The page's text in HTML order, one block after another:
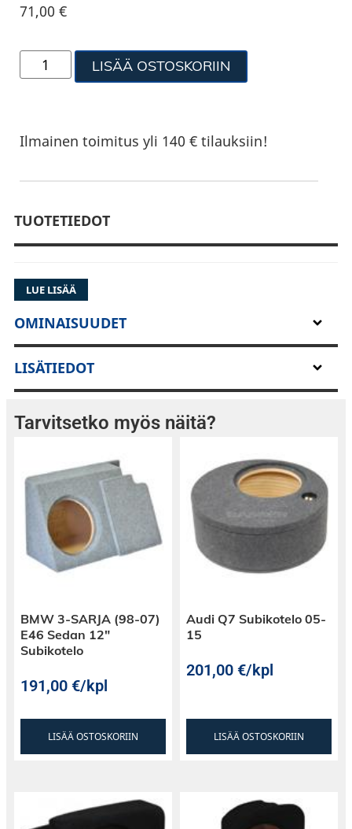
71,00€
LISÄÄ OSTOSKORIIN
Ilmainen toimitus yli 140 € tilauksiin!
TUOTETIEDOT
LUE LISÄÄ
OMINAISUUDET
LISÄTIEDOT
Tarvitsetko myös näitä?
BMW 3-SARJA (98-07)
E46 Sedan 12″
Subikotelo
191,00€/kpl
LISÄÄ OSTOSKORIIN
Audi Q7 Subikotelo 05-
15
201,00€/kpl
LISÄÄ OSTOSKORIIN